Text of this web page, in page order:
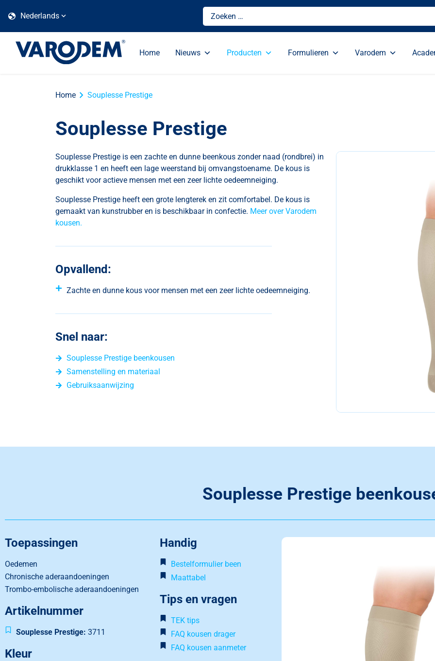
globe Nederlands
Home Nieuws Producten Formulieren Varodem
Home chevron_right Souplesse Prestige
Souplesse Prestige
Souplesse Prestige is een zachte en dunne beenkous zonder naad (rondbrei) in
drukklasse 1 en heeft een lage weerstand bij omvangstoename. De kous is
geschikt voor actieve mensen met een zeer lichte oedeemneiging.
Souplesse Prestige heeft een grote lengterek en zit comfortabel. De kous is
gemaakt van kunstrubber en is beschikbaar in confectie. Meer over Varodem
kousen.
Opvallend:
Zachte en dunne kous voor mensen met een zeer lichte oedeemneiging.
Snel naar:
Souplesse Prestige beenkousen
Samenstelling en materiaal
Gebruiksaanwijzing
Souplesse Prestige
Toepassingen
Oedemen
Chronische aderaandoeningen
Trombo-embolische aderaandoeningen
Artikelnummer
Souplesse Prestige: 3711
Kleur
Handig
Bestelformulier been
Maattabel
Tips en vragen
TEK tips
FAQ kousen drager
FAQ kousen aanmeter